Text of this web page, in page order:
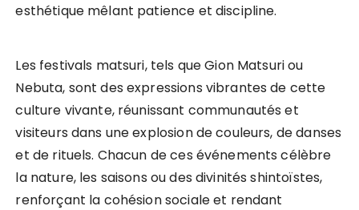
esthétique mêlant patience et discipline.
Les festivals matsuri, tels que Gion Matsuri ou
Nebuta, sont des expressions vibrantes de cette
culture vivante, réunissant communautés et
visiteurs dans une explosion de couleurs, de danses
et de rituels. Chacun de ces événements célèbre
la nature, les saisons ou des divinités shintoïstes,
renforçant la cohésion sociale et rendant